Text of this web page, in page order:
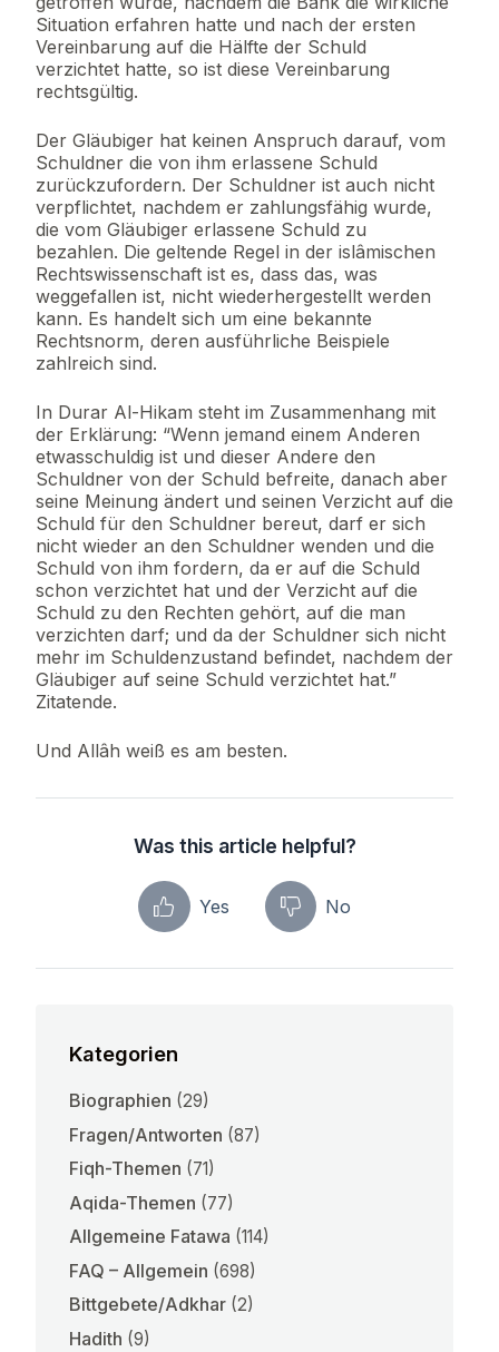
Situation erfahren hatte und nach der ersten
Vereinbarung auf die Hälfte der Schuld
verzichtet hatte, so ist diese Vereinbarung
rechtsgültig.
Der Gläubiger hat keinen Anspruch darauf, vom
Schuldner die von ihm erlassene Schuld
zurückzufordern. Der Schuldner ist auch nicht
verpflichtet, nachdem er zahlungsfähig wurde,
die vom Gläubiger erlassene Schuld zu
bezahlen. Die geltende Regel in der islâmischen
Rechtswissenschaft ist es, dass das, was
weggefallen ist, nicht wiederhergestellt werden
kann. Es handelt sich um eine bekannte
Rechtsnorm, deren ausführliche Beispiele
zahlreich sind.
In Durar Al-Hikam steht im Zusammenhang mit
der Erklärung: “Wenn jemand einem Anderen
etwasschuldig ist und dieser Andere den
Schuldner von der Schuld befreite, danach aber
seine Meinung ändert und seinen Verzicht auf die
Schuld für den Schuldner bereut, darf er sich
nicht wieder an den Schuldner wenden und die
Schuld von ihm fordern, da er auf die Schuld
schon verzichtet hat und der Verzicht auf die
Schuld zu den Rechten gehört, auf die man
verzichten darf; und da der Schuldner sich nicht
mehr im Schuldenzustand befindet, nachdem der
Gläubiger auf seine Schuld verzichtet hat.”
Zitatende.
Und Allâh weiß es am besten.
Was this article helpful?
Yes No
Kategorien
Biographien (29)
Fragen/Antworten (87)
Fiqh-Themen (71)
Aqida-Themen (77)
Allgemeine Fatawa (114)
FAQ – Allgemein (698)
Bittgebete/Adkhar (2)
Hadith (9)